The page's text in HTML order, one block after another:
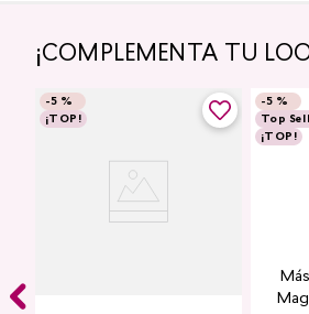
¡COMPLEMENTA TU
-5 %
¡TOP!
-5 %
Top
¡TOP!